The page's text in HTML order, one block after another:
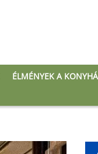
ÉLMÉNYEK A